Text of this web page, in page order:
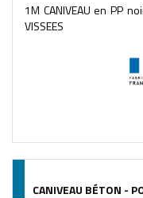
1M CANIVEAU en PP
VISSEES
CANIVEAU BÉTON -